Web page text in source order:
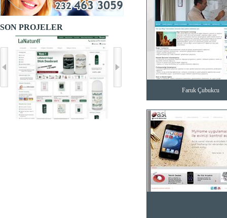
SON PROJELER
Faruk Çubukcu